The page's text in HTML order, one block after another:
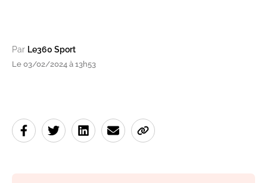
Par Le360 Sport
Le 03/02/2024 à 13h53